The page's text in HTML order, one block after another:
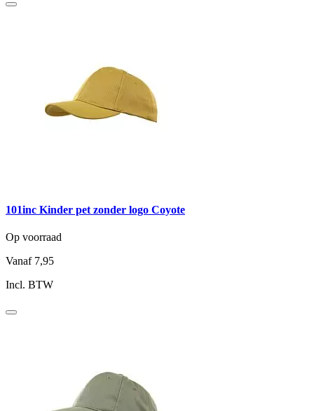
101inc Kinder pet zonder logo Coyote
Op voorraad
Vanaf 7,95
Incl. BTW